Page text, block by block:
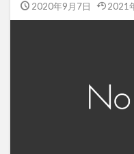
2020年9月7日 2021